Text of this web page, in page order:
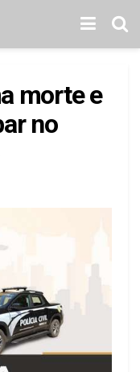
morte e
no